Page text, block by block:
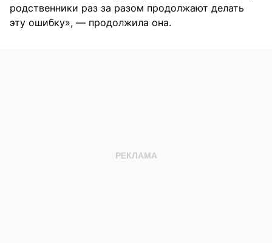
родственники раз за разом продолжают делать
эту ошибку», — продолжила она.